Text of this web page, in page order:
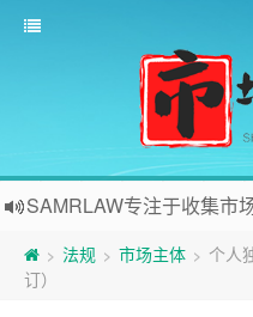
SAMRLAW专注于收集市
> 法规 > 市场主体 > 个人
订）